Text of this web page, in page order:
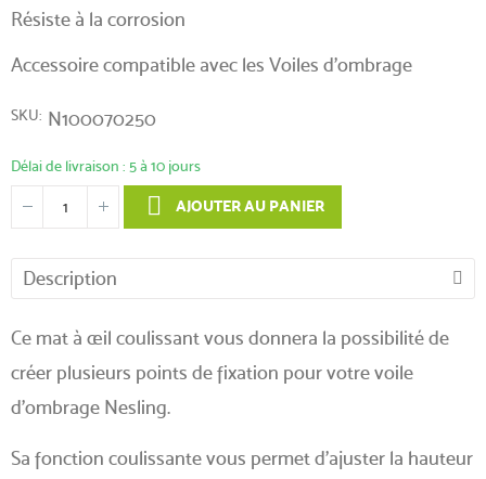
Résiste à la corrosion
Accessoire compatible avec les Voiles d'ombrage
SKU N100070250
Délai de livraison : 5 à 10 jours
AJOUTER AU PANIER
Description
Ce mat à œil coulissant vous donnera la possibilité de
créer plusieurs points de fixation pour votre voile
d'ombrage Nesling.
Sa fonction coulissante vous permet d'ajuster la hauteur